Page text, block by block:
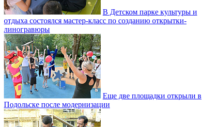
В Детском парке культуры и
отдыха состоялся мастер-класс по созданию открытки-
линогравюры
Еще две площадки открыли в
Подольске после модернизации